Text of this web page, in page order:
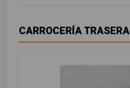
CARROCERÍA TRASERA